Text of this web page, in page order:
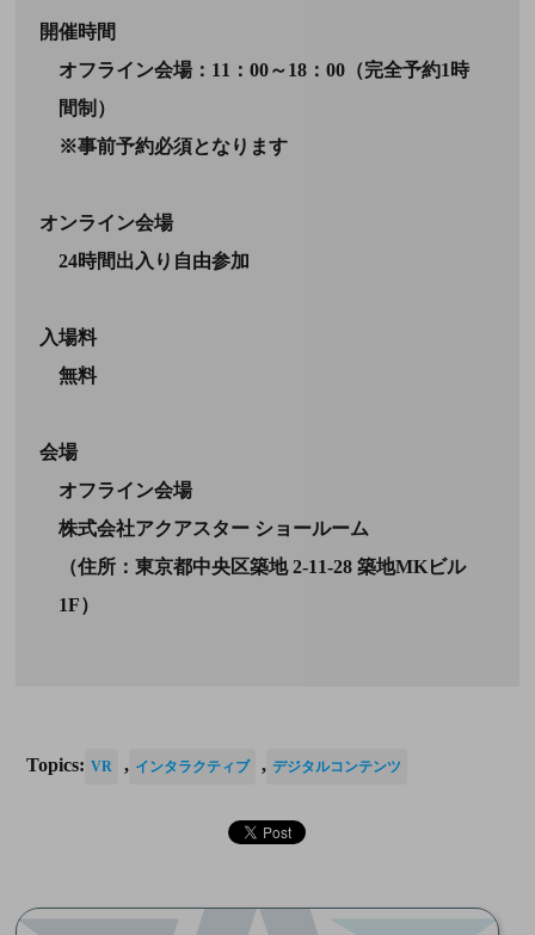
開催時間
オフライン会場：11：00～18：00（完全予約1時
間制）
※事前予約必須となります
オンライン会場
24時間出入り自由参加
入場料
無料
会場
オフライン会場
株式会社アクアスター ショールーム
（住所：東京都中央区築地 2-11-28 築地MKビル
1F）
Topics: VR , インタラクティブ , デジタルコンテンツ